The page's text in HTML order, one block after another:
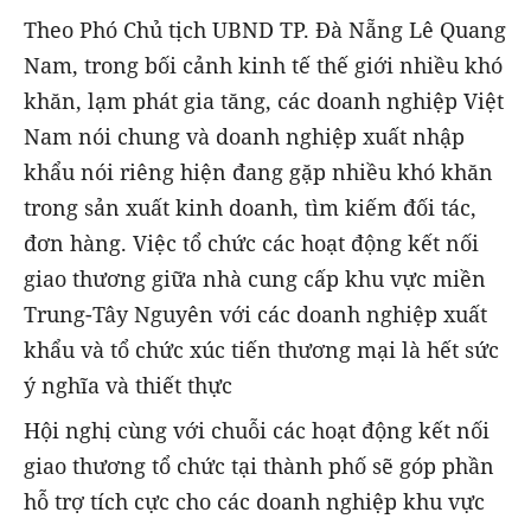
Theo Phó Chủ tịch UBND TP. Đà Nẵng Lê Quang
Nam, trong bối cảnh kinh tế thế giới nhiều khó
khăn, lạm phát gia tăng, các doanh nghiệp Việt
Nam nói chung và doanh nghiệp xuất nhập
khẩu nói riêng hiện đang gặp nhiều khó khăn
trong sản xuất kinh doanh, tìm kiếm đối tác,
đơn hàng. Việc tổ chức các hoạt động kết nối
giao thương giữa nhà cung cấp khu vực miền
Trung-Tây Nguyên với các doanh nghiệp xuất
khẩu và tổ chức xúc tiến thương mại là hết sức
ý nghĩa và thiết thực
Hội nghị cùng với chuỗi các hoạt động kết nối
giao thương tổ chức tại thành phố sẽ góp phần
hỗ trợ tích cực cho các doanh nghiệp khu vực